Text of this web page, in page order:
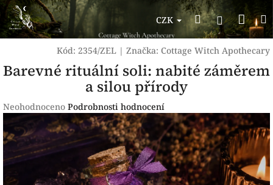
Přejít
na
obsah
CZK Hledat
Kód: 2354/ZEL | Značka: Cottage Witch Apothecary
Barevné rituální soli: nabité záměrem
a silou přírody
Průměrné
hodnocení
produktu
je
0,0
z
Neohodnoceno Podrobnosti hodnocení